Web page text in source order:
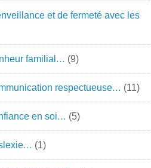
et de fermeté avec les
familial… (9)
respectueuse… (11)
en soi… (5)
(1)